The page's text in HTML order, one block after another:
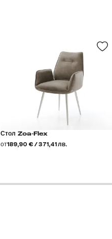
Стол Zoa-Flex
от189,90 € / 371,41 лв.